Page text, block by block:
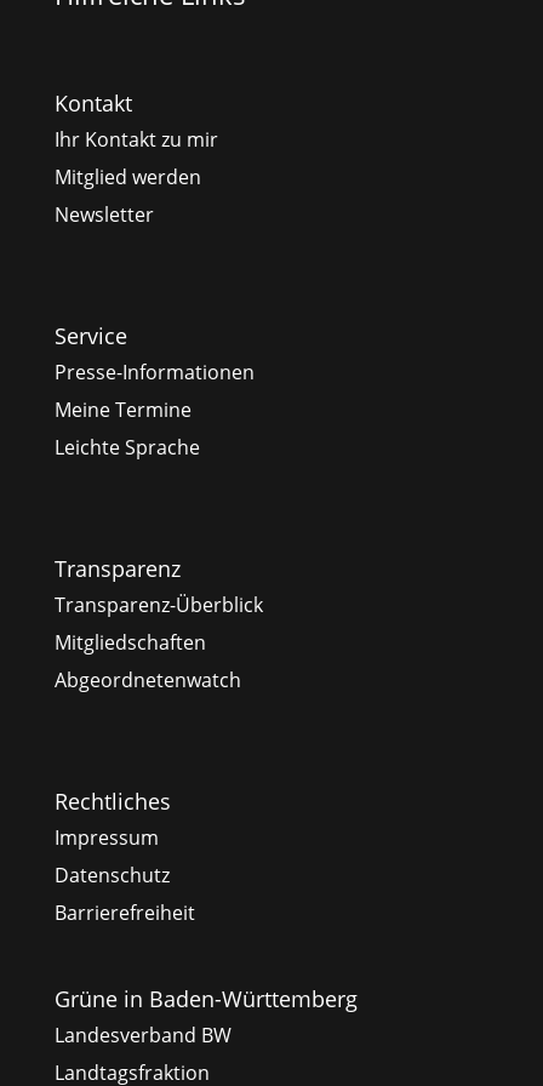
Kontakt
Ihr Kontakt zu mir
Mitglied werden
Newsletter
Service
Presse-Informationen
Meine Termine
Leichte Sprache
Transparenz
Transparenz-Überblick
Mitgliedschaften
Abgeordnetenwatch
Rechtliches
Impressum
Datenschutz
Barrierefreiheit
Grüne in Baden-Württemberg
Landesverband BW
Landtagsfraktion